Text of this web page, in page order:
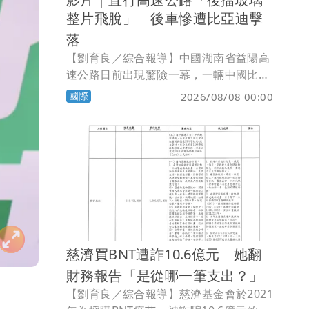
整片飛脫」 後車慘遭比亞迪擊
落
【劉育良／綜合報導】中國湖南省益陽高
速公路日前出現驚險一幕，一輛中國比亞
迪汽車行駛時，後擋風玻璃突然整片飛
脫，砸毀側後方另一輛汽車的前擋風玻
璃，所幸沒有造成人員傷亡。
國際 2026/08/08 00:00
慈濟買BNT遭詐10.6億元 她翻
財務報告「是從哪一筆支出？」
【劉育良／綜合報導】慈濟基金會於2021